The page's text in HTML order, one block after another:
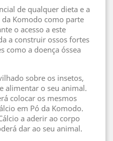
de qualquer dieta e a
Komodo como parte
o acesso a este
a construir ossos fortes
como a doença óssea
sobre os insetos,
alimentar o seu animal.
colocar os mesmos
em Pó da Komodo.
a aderir ao corpo
dar ao seu animal.